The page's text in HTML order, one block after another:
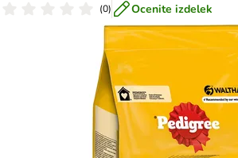
(0) Ocenite izdelek